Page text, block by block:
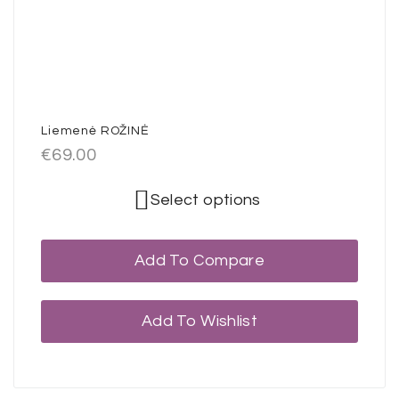
Liemenė ROŽINĖ
€69.00
Select options
Add To Compare
Add To Wishlist